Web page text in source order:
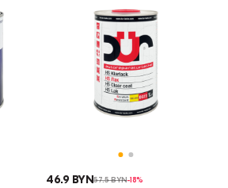
46.9 BYN57.5 BYN-18%